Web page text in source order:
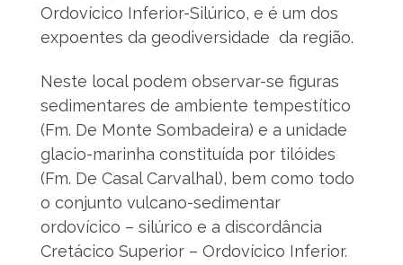
Ordovícico Inferior-Silúrico, e é um dos
expoentes da geodiversidade da região.
Neste local podem observar-se figuras
sedimentares de ambiente tempestítico
(Fm. De Monte Sombadeira) e a unidade
glacio-marinha constituída por tilóides
(Fm. De Casal Carvalhal), bem como todo
o conjunto vulcano-sedimentar
ordovícico – silúrico e a discordância
Cretácico Superior – Ordovícico Inferior.